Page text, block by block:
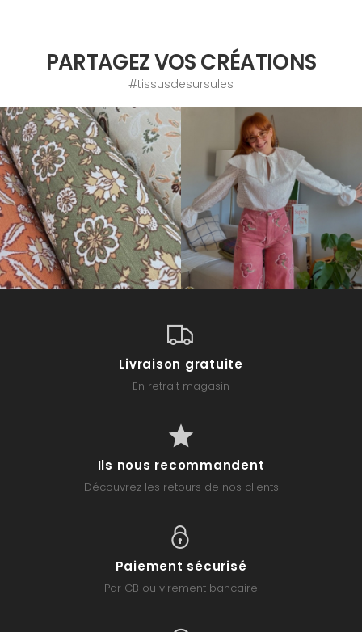
PARTAGEZ VOS CRÉATIONS
#tissusdesursules
Livraison gratuite
En retrait magasin
Ils nous recommandent
Découvrez les retours de nos clients
Paiement sécurisé
Par CB ou virement bancaire